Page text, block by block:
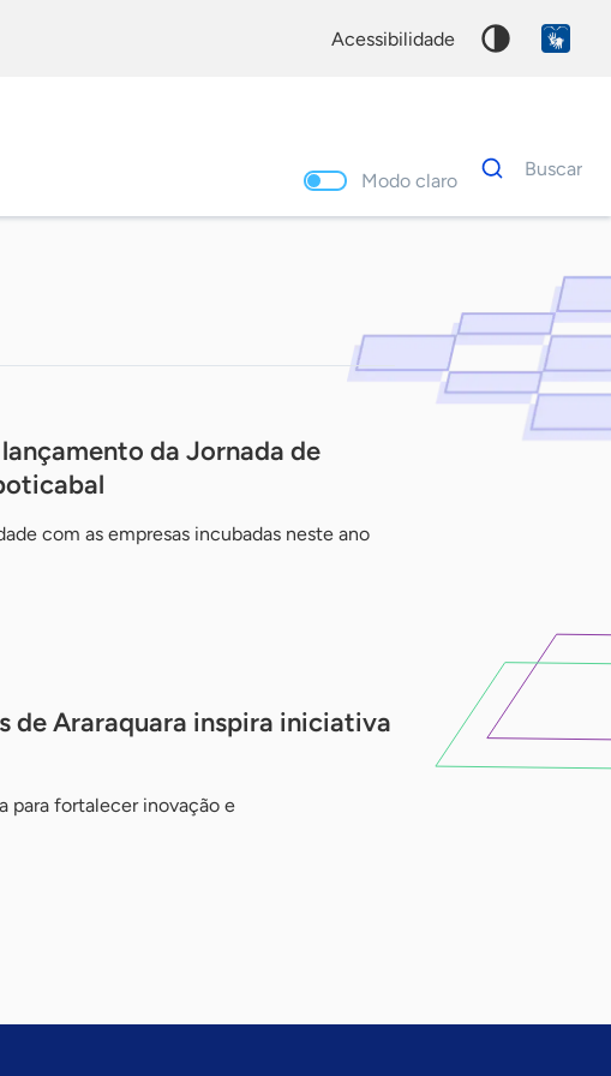
acessibilidade
Modo claro
Dados
para
Buscar
da Jornada de
com as empresas incubadas neste ano
de Araraquara inspira iniciativa
para fortalecer inovação e